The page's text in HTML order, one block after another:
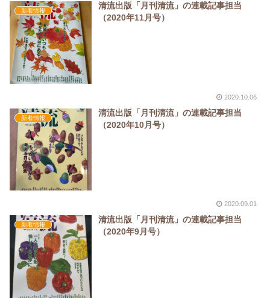
新着情報
清流出版「月刊清流」の連載記事担当
（2020年11月号）
2020.10.06
新着情報
清流出版「月刊清流」の連載記事担当
（2020年10月号）
2020.09.01
新着情報
清流出版「月刊清流」の連載記事担当
（2020年9月号）